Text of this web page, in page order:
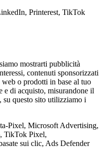
Printerest, TikTok
mostrarti pubblicità
contenuti sponsorizzati
o prodotti in base al tuo
e di acquisto, misurandone il
su questo sito utilizziamo i
Pixel, Microsoft Advertising,
TikTok Pixel,
sui clic, Ads Defender